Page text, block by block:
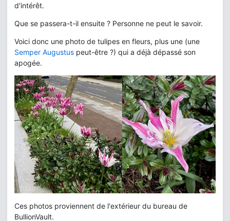
d'intérêt.
Que se passera-t-il ensuite ? Personne ne peut le savoir.
Voici donc une photo de tulipes en fleurs, plus une (une
Semper Augustus peut-être ?) qui a déjà dépassé son
apogée.
Ces photos proviennent de l'extérieur du bureau de
BullionVault.